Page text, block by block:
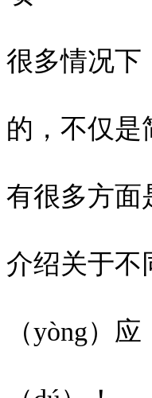
很多情况下
的，不仅是
有很多方面
介绍关于不
（yòng）